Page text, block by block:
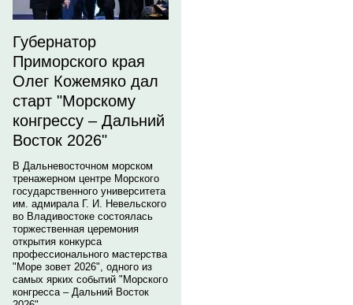
Губернатор
Приморского края
Олег Кожемяко дал
старт "Морскому
конгрессу – Дальний
Восток 2026"
В Дальневосточном морском
тренажерном центре Морского
государственного университета
им. адмирала Г. И. Невельского
во Владивостоке состоялась
торжественная церемония
открытия конкурса
профессионального мастерства
"Море зовет 2026", одного из
самых ярких событий "Морского
конгресса – Дальний Восток